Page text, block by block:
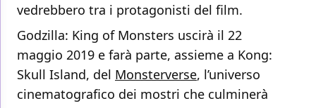
vedrebbero tra i protagonisti del film.
Godzilla: King of Monsters uscirà il 22
maggio 2019 e farà parte, assieme a Kong:
Skull Island, del Monsterverse, l’universo
cinematografico dei mostri che culminerà